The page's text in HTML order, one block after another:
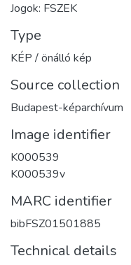
Jogok: FSZEK
Type
KÉP / önálló kép
Source collection
Budapest-képarchívum
Image identifier
K000539
K000539v
MARC identifier
bibFSZ01501885
Technical details